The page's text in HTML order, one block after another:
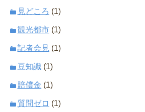
見どころ (1)
観光都市 (1)
記者会見 (1)
豆知識 (1)
賠償金 (1)
質問ゼロ (1)